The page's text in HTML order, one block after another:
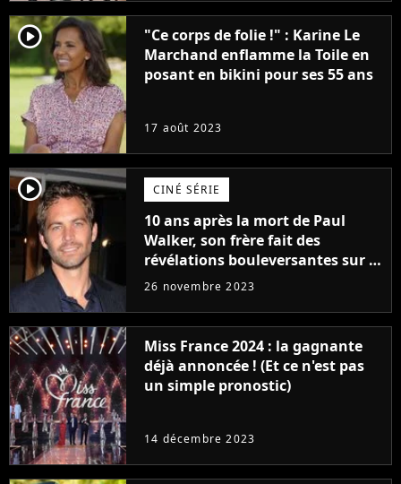
player2
"Ce corps de folie !" : Karine Le
Marchand enflamme la Toile en
posant en bikini pour ses 55 ans
17 août 2023
player2 CINÉ SÉRIE
10 ans après la mort de Paul
Walker, son frère fait des
révélations bouleversantes sur la
réaction des acteurs de Fast and
26 novembre 2023
Miss France 2024 : la gagnante
déjà annoncée ! (Et ce n'est pas
un simple pronostic)
14 décembre 2023